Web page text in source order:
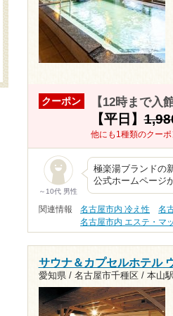
クーポン 【12時まで入
【平日】
他にも1種類のクー
～10代 男性
極楽湯ブランドの
公式ホームページ
関連情報 名古屋市内 冷え性 名
名古屋市内 エステ・マ
サウナ＆カプセルホテル
愛知県 / 名古屋市千種区 / 本山